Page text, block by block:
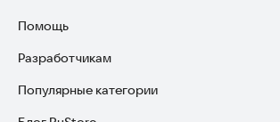
Помощь
Установка RuStore на TV
Установка RuStore на телефон
Разработчикам
Зарабатывать с RuStore
Популярные категории